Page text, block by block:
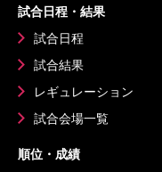
試合日程・結果
試合日程
試合結果
レギュレーション
試合会場一覧
順位・成績